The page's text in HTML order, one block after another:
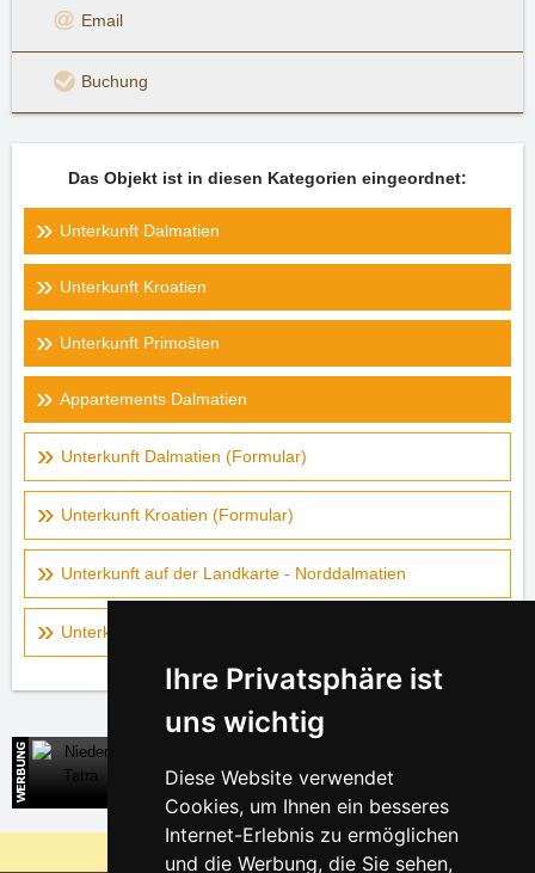
Ihre Privatsphäre ist
uns wichtig
Diese Website verwendet
Cookies, um Ihnen ein besseres
Internet-Erlebnis zu ermöglichen
und die Werbung, die Sie sehen,
Email
Buchung
Das Objekt ist in diesen Kategorien eingeordnet:
Unterkunft Dalmatien
Unterkunft Kroatien
Unterkunft Primošten
Appartements Dalmatien
Unterkunft Dalmatien (Formular)
Unterkunft Kroatien (Formular)
Unterkunft auf der Landkarte - Norddalmatien
Unterkunft auf der Landkarte - Mitteldalmatien
Direkte Kontakte auf die Unterkunft in der Slowakei
Warum sind unsere Server am billigsten?